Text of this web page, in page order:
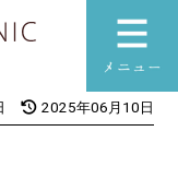
ブレインケア
2025年06月10日